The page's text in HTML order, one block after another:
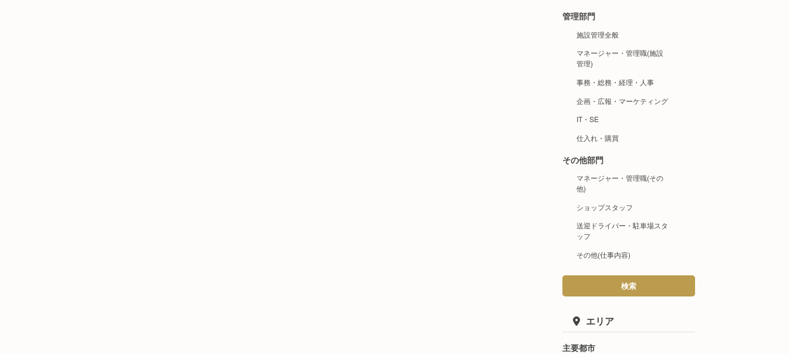
管理部門
施設管理全般
マネージャー・管理職(施設
管理)
事務・総務・経理・人事
企画・広報・マーケティング
IT・SE
仕入れ・購買
その他部門
マネージャー・管理職(その
他)
ショップスタッフ
送迎ドライバー・駐車場スタ
ッフ
その他(仕事内容)
検索
エリア
主要都市